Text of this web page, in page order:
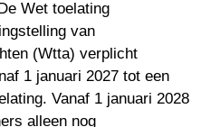
Wet toelating
van
(Wtta) verplicht
1 januari 2027 tot een
Vanaf 1 januari 2028
alleen nog